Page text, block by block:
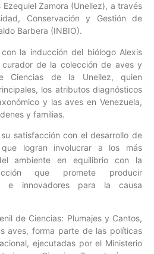
Zamora (Unellez), a través
Conservación y Gestión de
Barbera (INBIO).
la inducción del biólogo Alexis
de la colección de aves y
Ciencias de la Unellez, quien
los atributos diagnósticos
y las aves en Venezuela,
y familias.
satisfacción con el desarrollo de
que logran involucrar a los más
ambiente en equilibrio con la
que promete producir
e innovadores para la causa
de Ciencias: Plumajes y Cantos,
aves, forma parte de las políticas
ejecutadas por el Ministerio